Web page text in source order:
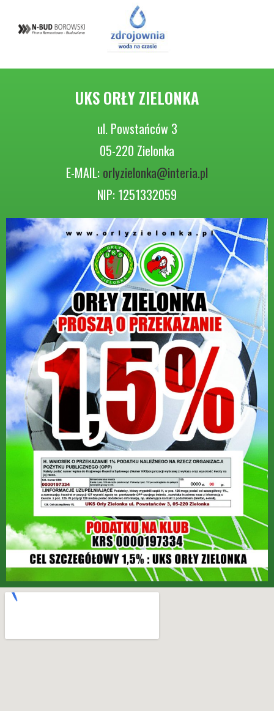
UKS ORŁY ZIELONKA
ul. Powstańców 3
05-220 Zielonka
E-MAIL: orlyzielonka@interia.pl
NIP: 1251332059